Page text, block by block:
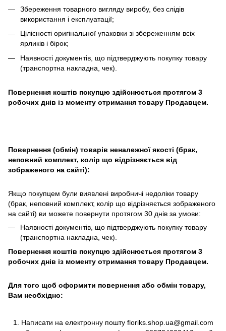
Збереження товарного вигляду виробу, без слідів
використання і експлуатації;
Цілісності оригінальної упаковки зі збереженням всіх
ярликів і бірок;
Наявності документів, що підтверджують покупку товару
(транспортна накладна, чек).
Повернення коштів покупцю здійснюється протягом 3
робочих днів із моменту отримання товару Продавцем.
Повернення (обмін) товарів неналежної якості (брак,
неповний комплект, колір що відрізняється від
зображеного на сайті):
Якщо покупцем були виявлені виробничі недоліки товару
(брак, неповний комплект, колір що відрізняється зображеного
на сайті) ви можете повернути протягом 30 днів за умови:
Наявності документів, що підтверджують покупку товару
(транспортна накладна, чек).
Повернення коштів покупцю здійснюється протягом 3
робочих днів із моменту отримання товару Продавцем.
Для того щоб оформити повернення або обмін товару,
Вам необхідно:
Написати на електронну пошту floriks.shop.ua@gmail.com